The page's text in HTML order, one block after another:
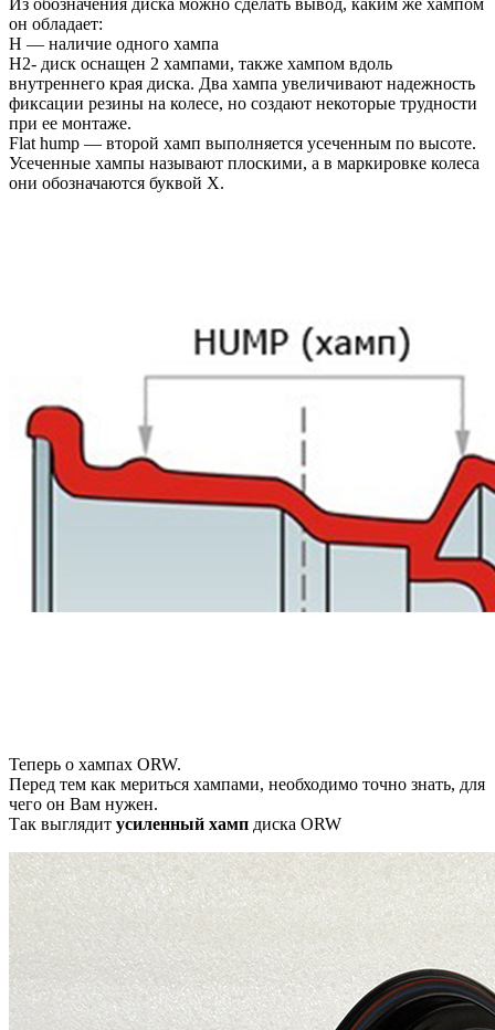
он обладает:
H — наличие одного хампа
H2- диск оснащен 2 хампами, также хампом вдоль
внутреннего края диска. Два хампа увеличивают надежность
фиксации резины на колесе, но создают некоторые трудности
при ее монтаже.
Flat hump — второй хамп выполняется усеченным по высоте.
Усеченные хампы называют плоскими, а в маркировке колеса
они обозначаются буквой Х.
Теперь о хампах ORW.
Перед тем как мериться хампами, необходимо точно знать, для
чего он Вам нужен.
Так выглядит усиленный хамп диска ORW